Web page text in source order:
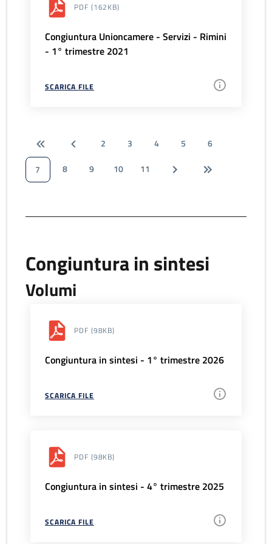
PDF (162KB)
Congiuntura Unioncamere - Servizi - Rimini
- 1° trimestre 2021
SCARICA FILE
2 3 4 5
6
7
8 9 10 11
Congiuntura in sintesi
Volumi
PDF (98KB)
Congiuntura in sintesi - 1° trimestre 2026
SCARICA FILE
PDF (98KB)
Congiuntura in sintesi - 4° trimestre 2025
SCARICA FILE